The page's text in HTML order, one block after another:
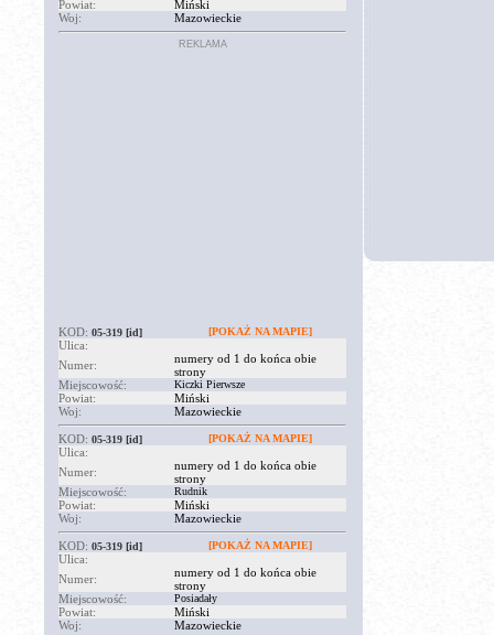
Powiat:
Miński
Woj:
Mazowieckie
REKLAMA
KOD: 05-319 [id] [POKAŻ NA MAPIE]
Ulica:
Numer:
numery od 1 do końca obie
strony
Miejscowość:
Kiczki Pierwsze
Powiat:
Miński
Woj:
Mazowieckie
KOD: 05-319 [id] [POKAŻ NA MAPIE]
Ulica:
Numer:
numery od 1 do końca obie
strony
Miejscowość:
Rudnik
Powiat:
Miński
Woj:
Mazowieckie
KOD: 05-319 [id] [POKAŻ NA MAPIE]
Ulica:
Numer:
numery od 1 do końca obie
strony
Miejscowość:
Posiadały
Powiat:
Miński
Woj:
Mazowieckie